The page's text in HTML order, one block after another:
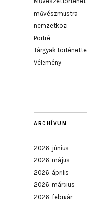
művészmustra
nemzetközi
Portré
Tárgyak történettel
Vélemény
ARCHÍVUM
2026. június
2026. május
2026. április
2026. március
2026. február